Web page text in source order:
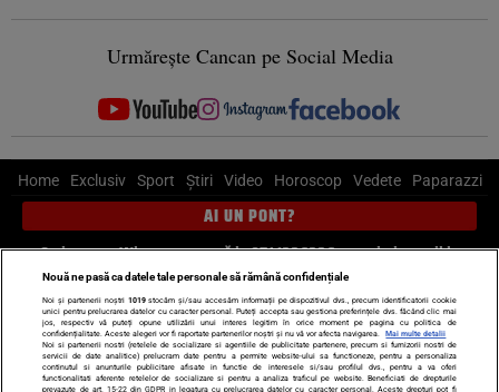
Urmărește Cancan pe Social Media
Home Exclusiv Sport Știri Video Horoscop Vedete Paparazzi
AI UN PONT?
Scrie-ne pe Whatsapp, sună la 0741226226 sau trimite mail la
pont@cancan.ro
Știri interne Știri externe
Politică
Ultimele stiri
Diete Insula Iubirii Dictionar de vise
LIFE STYLE
Nouă ne pasă ca datele tale personale să rămână confidențiale
Noi și partenerii noștri 1019stocăm și/sau accesăm informații pe dispozitivul dvs., precum identificatorii cookie
unici pentru prelucrarea datelor cu caracter personal. Puteți accepta sau gestiona preferințele dvs. făcând clic mai
jos, respectiv vă puteți opune utilizării unui interes legitim în orice moment pe pagina cu politica de
confidențialitate. Aceste alegeri vor fi raportate partenerilor noștri și nu vă vor afecta navigarea.
Mai multe detalii
Noi si partenerii nostri (retelele de socializare si agentiile de publicitate partenere, precum si furnizorii nostri de
servicii de date analitice) prelucram date pentru a permite website-ului sa functioneze, pentru a personaliza
continutul si anunturile publicitare afisate in functie de interesele si/sau profilul dvs., pentru a va oferi
functionalitati aferente retelelor de socializare si pentru a analiza traficul pe website. Beneficiati de drepturile
prevazute de art. 15-22 din GDPR in legatura cu prelucrarea datelor cu caracter personal. Aceste drepturi pot fi